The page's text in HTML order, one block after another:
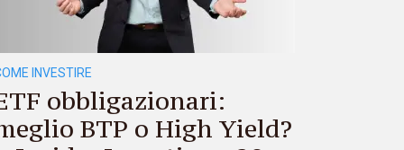
INVESTIRE
obbligazionari:
BTP o High Yield?